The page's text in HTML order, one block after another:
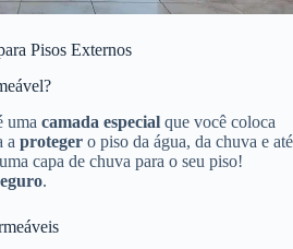
Pisos Externos
uma camada especial que você coloca
a proteger o piso da água, da chuva e até
capa de chuva para o seu piso!
.